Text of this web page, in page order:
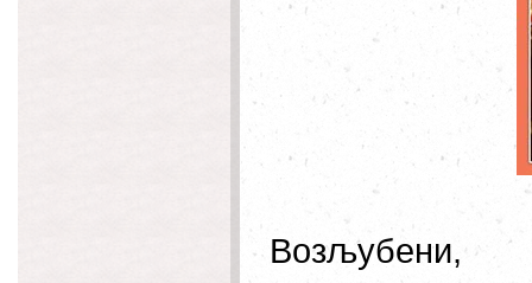
Возљубени,